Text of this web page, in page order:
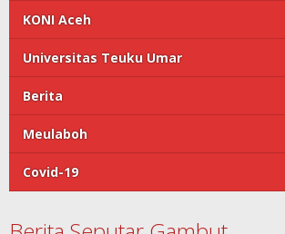
KONI Aceh
Universitas Teuku Umar
Berita
Meulaboh
Covid-19